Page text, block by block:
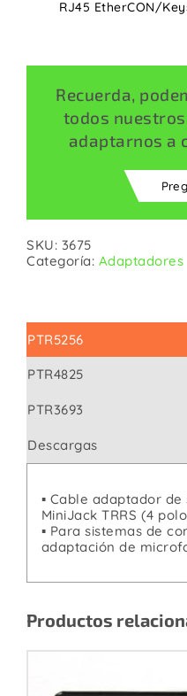
Recuerda,
todos
adaptarnos a
RJ45 EtherCON/
SKU: 3675
Categoría: Adaptadores
PTR5256
PTR4825
PTR3693
Descargas
▪ Cable adaptador
MiniJack TRRS (4
▪ Para sistemas de
adaptación de
Productos